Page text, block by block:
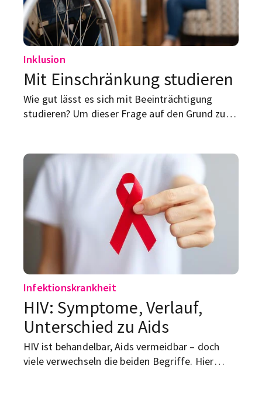
Inklusion
Mit Einschränkung studieren
Wie gut lässt es sich mit Beeinträchtigung
studieren? Um dieser Frage auf den Grund zu
Infektionskrankheit
HIV: Symptome, Verlauf,
Unterschied zu Aids
HIV ist behandelbar, Aids vermeidbar – doch
viele verwechseln die beiden Begriffe. Hier